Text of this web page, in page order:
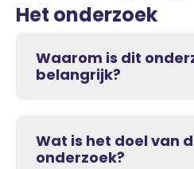
Het onderzoek
Waarom is dit
belangrijk?
Wat is het doel van
onderzoek?